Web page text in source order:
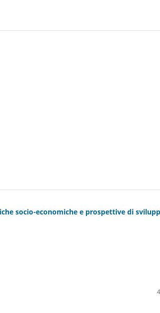
socio-economiche e prospettive di